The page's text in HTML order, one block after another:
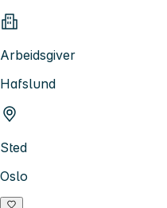
Arbeidsgiver
Hafslund
Sted
Oslo